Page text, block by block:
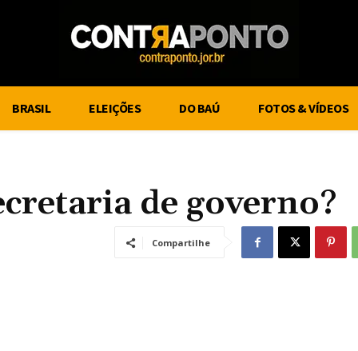
BRASIL ELEIÇÕES DO BAÚ FOTOS & VÍDEOS
de governo?
Compartilhe